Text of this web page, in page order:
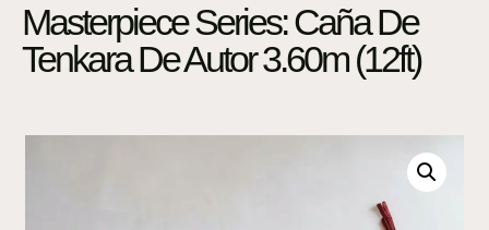
Masterpiece Series: Caña De
Tenkara De Autor 3.60m (12ft)